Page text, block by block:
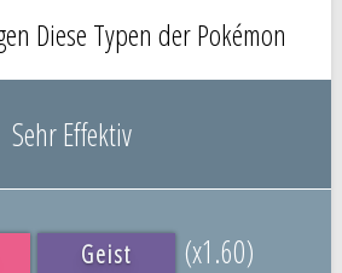
Diese Typen der Pokémon
Sehr Effektiv
Geist (x1.60)